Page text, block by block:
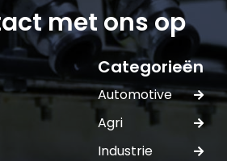
Naam*
E-mail:*
met ons op
Categorieën
Automotive
Agri
Industrie